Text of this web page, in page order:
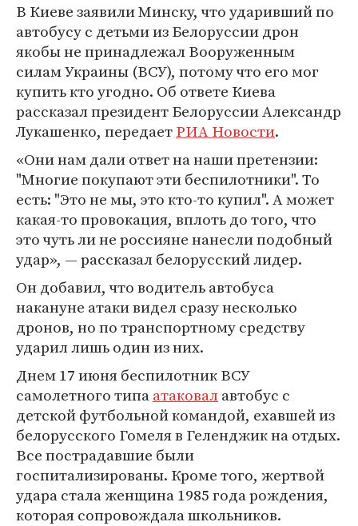
В Киеве заявили Минску, что ударивший по
автобусу с детьми из Белоруссии дрон
якобы не принадлежал Вооруженным
силам Украины (ВСУ), потому что его мог
купить кто угодно. Об ответе Киева
рассказал президент Белоруссии Александр
Лукашенко, передаетРИА Новости.
«Они нам дали ответ на наши претензии:
"Многие покупают эти беспилотники". То
есть: "Это не мы, это кто-то купил". А может
какая-то провокация, вплоть до того, что
это чуть ли не россияне нанесли подобный
удар», — рассказал белорусский лидер.
Он добавил, что водитель автобуса
накануне атаки видел сразу несколько
дронов, но по транспортному средству
ударил лишь один из них.
Днем 17 июня беспилотник ВСУ
самолетного типаатаковалавтобус с
детской футбольной командой, ехавшей из
белорусского Гомеля в Геленджик на отдых.
Все пострадавшие были
госпитализированы. Кроме того, жертвой
удара стала женщина 1985 года рождения,
которая сопровождала школьников.